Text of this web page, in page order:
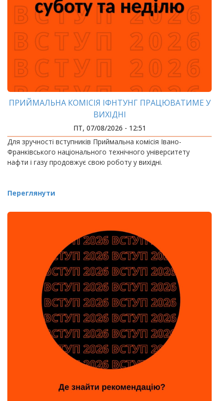
ПРИЙМАЛЬНА КОМІСІЯ ІФНТУНГ ПРАЦЮВАТИМЕ У
ВИХІДНІ
ПТ, 07/08/2026 - 12:51
Для зручності вступників Приймальна комісія Івано-
Франківського національного технічного університету
нафти і газу продовжує свою роботу у вихідні.
Переглянути